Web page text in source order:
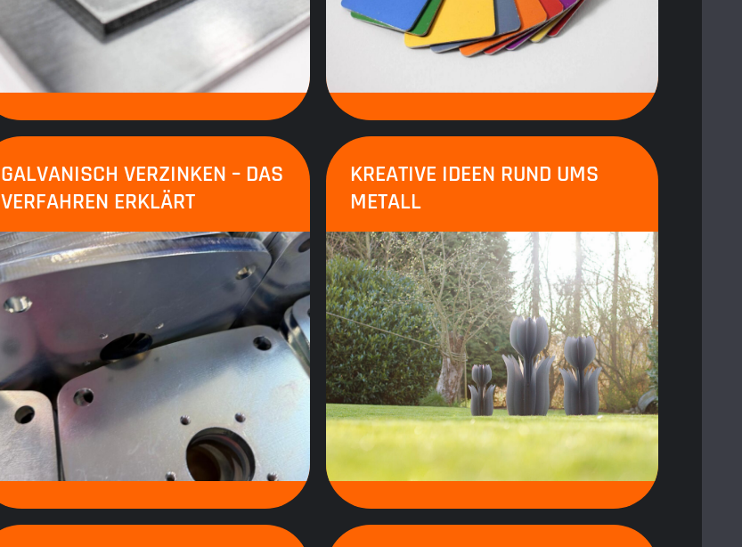
GALVANISCH VERZINKEN – DAS
VERFAHREN ERKLÄRT
KREATIVE IDEEN RUND UMS
METALL